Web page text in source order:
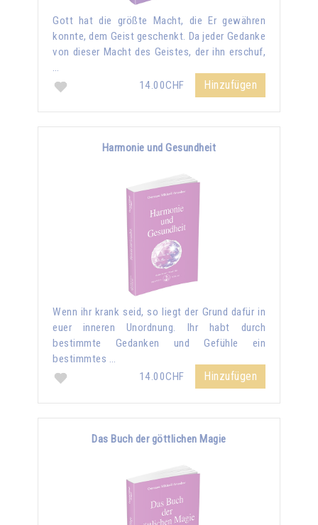
Gott hat die größte Macht, die Er gewähren
konnte, dem Geist geschenkt. Da jeder Gedanke
von dieser Macht des Geistes, der ihn erschuf,
…
14.00CHF
Hinzufügen
Harmonie und Gesundheit
Wenn ihr krank seid, so liegt der Grund dafür in
euer inneren Unordnung. Ihr habt durch
bestimmte Gedanken und Gefühle ein
bestimmtes …
14.00CHF
Hinzufügen
Das Buch der göttlichen Magie